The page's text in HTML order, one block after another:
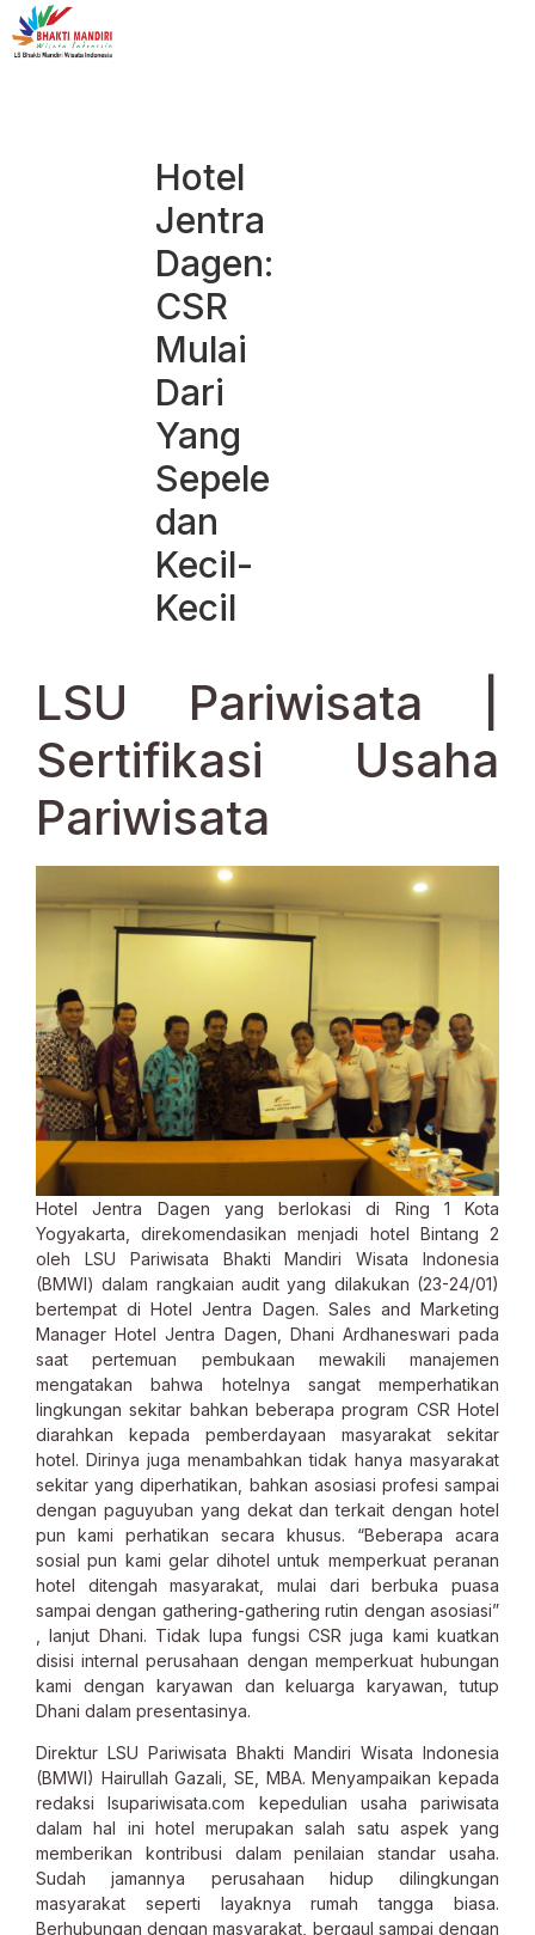
Hotel
Jentra
Dagen:
CSR
Mulai
Dari
Yang
Sepele
dan
Kecil-
Kecil
LSU Pariwisata |
Sertifikasi Usaha
Pariwisata
Hotel Jentra Dagen yang berlokasi di Ring 1 Kota
Yogyakarta, direkomendasikan menjadi hotel Bintang 2
oleh LSU Pariwisata Bhakti Mandiri Wisata Indonesia
(BMWI) dalam rangkaian audit yang dilakukan (23-24/01)
bertempat di Hotel Jentra Dagen. Sales and Marketing
Manager Hotel Jentra Dagen, Dhani Ardhaneswari pada
saat pertemuan pembukaan mewakili manajemen
mengatakan bahwa hotelnya sangat memperhatikan
lingkungan sekitar bahkan beberapa program CSR Hotel
diarahkan kepada pemberdayaan masyarakat sekitar
hotel. Dirinya juga menambahkan tidak hanya masyarakat
sekitar yang diperhatikan, bahkan asosiasi profesi sampai
dengan paguyuban yang dekat dan terkait dengan hotel
pun kami perhatikan secara khusus. “Beberapa acara
sosial pun kami gelar dihotel untuk memperkuat peranan
hotel ditengah masyarakat, mulai dari berbuka puasa
sampai dengan gathering-gathering rutin dengan asosiasi”
, lanjut Dhani. Tidak lupa fungsi CSR juga kami kuatkan
disisi internal perusahaan dengan memperkuat hubungan
kami dengan karyawan dan keluarga karyawan, tutup
Dhani dalam presentasinya.
Direktur LSU Pariwisata Bhakti Mandiri Wisata Indonesia
(BMWI) Hairullah Gazali, SE, MBA. Menyampaikan kepada
redaksi lsupariwisata.com kepedulian usaha pariwisata
dalam hal ini hotel merupakan salah satu aspek yang
memberikan kontribusi dalam penilaian standar usaha.
Sudah jamannya perusahaan hidup dilingkungan
masyarakat seperti layaknya rumah tangga biasa.
Berhubungan dengan masyarakat, bergaul sampai dengan